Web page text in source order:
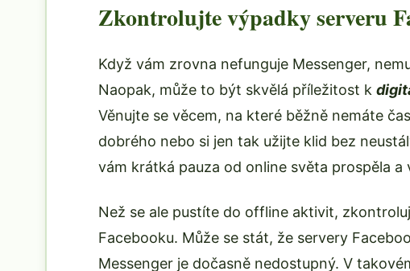
Zkontrolujte výpadky serveru
Když vám zrovna nefunguje Messenger,
Naopak, může to být skvělá příležitost k
Věnujte se věcem, na které běžně nemáte
dobrého nebo si jen tak užijte klid bez
vám krátká pauza od online světa prospěla
Než se ale pustíte do offline aktivit,
Facebooku. Může se stát, že servery
Messenger je dočasně nedostupný. V